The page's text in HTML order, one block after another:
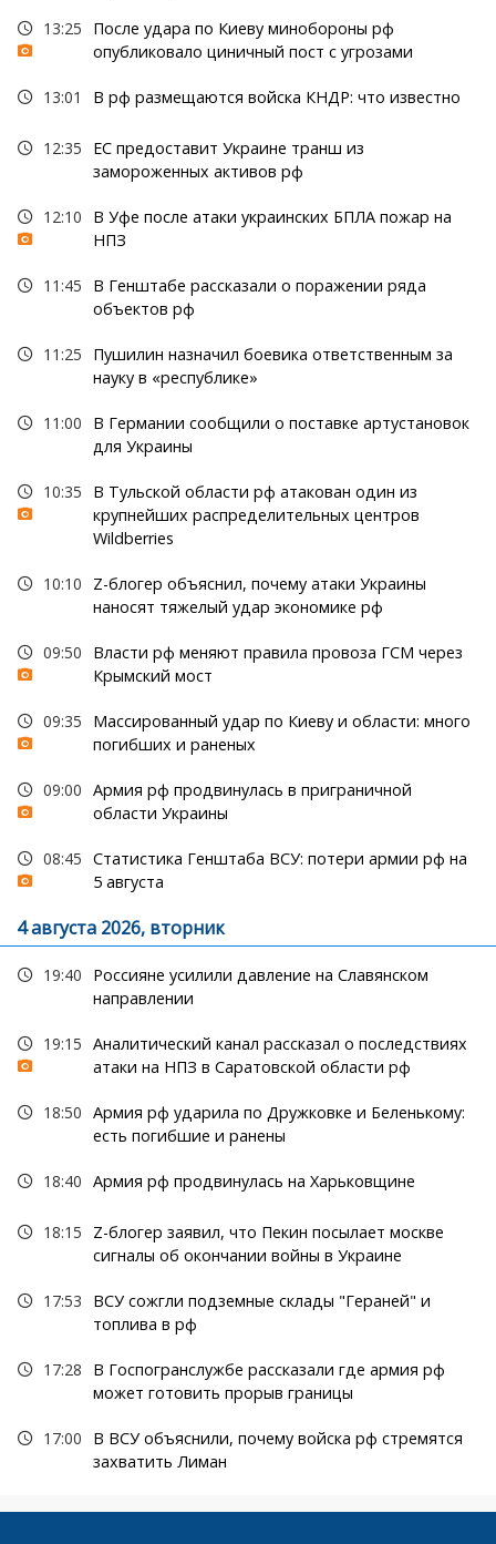
13:25
После удара по Киеву минобороны рф
опубликовало циничный пост с угрозами
13:01 В рф размещаются войска КНДР: что известно
12:35
ЕС предоставит Украине транш из
замороженных активов рф
12:10
В Уфе после атаки украинских БПЛА пожар на
НПЗ
11:45
В Генштабе рассказали о поражении ряда
объектов рф
11:25
Пушилин назначил боевика ответственным за
науку в «республике»
11:00
В Германии сообщили о поставке артустановок
для Украины
10:35
В Тульской области рф атакован один из
крупнейших распределительных центров
Wildberries
10:10
Z-блогер объяснил, почему атаки Украины
наносят тяжелый удар экономике рф
09:50
Власти рф меняют правила провоза ГСМ через
Крымский мост
09:35
Массированный удар по Киеву и области: много
погибших и раненых
09:00 Армия рф продвинулась в приграничной
области Украины
08:45 Статистика Генштаба ВСУ: потери армии рф на
5 августа
4 августа 2026, вторник
19:40
Россияне усилили давление на Славянском
направлении
19:15 Аналитический канал рассказал о последствиях
атаки на НПЗ в Саратовской области рф
18:50 Армия рф ударила по Дружковке и Беленькому:
есть погибшие и ранены
18:40 Армия рф продвинулась на Харьковщине
18:15
Z-блогер заявил, что Пекин посылает москве
сигналы об окончании войны в Украине
17:53
ВСУ сожгли подземные склады "Гераней" и
топлива в рф
17:28
В Госпогранслужбе рассказали где армия рф
может готовить прорыв границы
17:00
В ВСУ объяснили, почему войска рф стремятся
захватить Лиман